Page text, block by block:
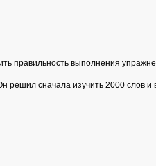
правильность выполнения
решил сначала изучить 2000 слов и